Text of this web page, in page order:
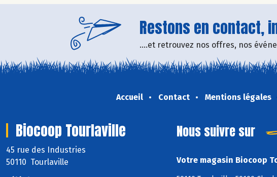
Restons en contact,
....et retrouvez nos offres, nos
Accueil Contact Mentions légales
Biocoop Tourlaville
45 rue des Industries
50110 Tourlaville
Nous suivre sur
Votre magasin Biocoop